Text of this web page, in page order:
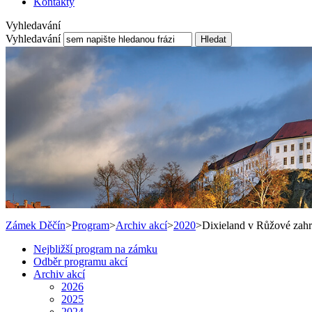
Vyhledavání
Vyhledavání
Hledat
Zámek Děčín>Program>Archiv akcí>2020>Dixieland v Růžové
Nejbližší program na zámku
Odběr programu akcí
Archiv akcí
2026
2025